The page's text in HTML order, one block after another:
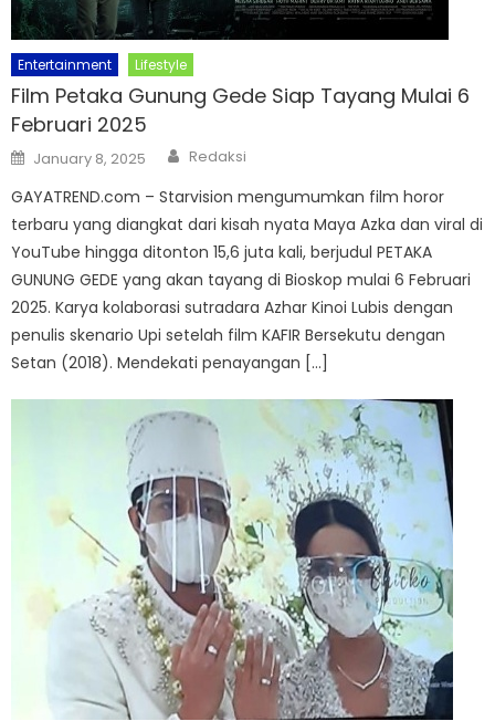
Entertainment Lifestyle
Film Petaka Gunung Gede Siap Tayang Mulai 6
Februari 2025
Posted
on
January 8, 2025 Author
Redaksi
GAYATREND.com – Starvision mengumumkan film horor
terbaru yang diangkat dari kisah nyata Maya Azka dan viral di
YouTube hingga ditonton 15,6 juta kali, berjudul PETAKA
GUNUNG GEDE yang akan tayang di Bioskop mulai 6 Februari
2025. Karya kolaborasi sutradara Azhar Kinoi Lubis dengan
penulis skenario Upi setelah film KAFIR Bersekutu dengan
Setan (2018). Mendekati penayangan […]